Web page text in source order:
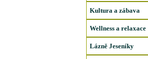
Kultura a zábava
Wellness a relaxace
Lázně Jeseníky